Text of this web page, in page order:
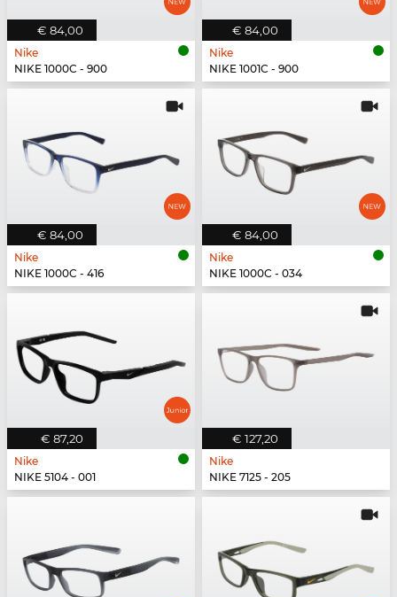
€ 84,00
Nike
NIKE 1000C - 900
€ 84,00
Nike
NIKE 1001C - 900
€ 84,00
Nike
NIKE 1000C - 416
€ 84,00
Nike
NIKE 1000C - 034
€ 87,20
Nike
NIKE 5104 - 001
€ 127,20
Nike
NIKE 7125 - 205